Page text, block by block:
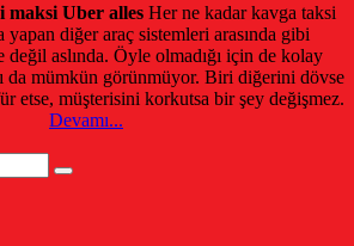
maksi Uber alles Her ne kadar kavga taksi
yapan diğer araç sistemleri arasında gibi
değil aslında. Öyle olmadığı için de kolay
da mümkün görünmüyor. Biri diğerini dövse
etse, müşterisini korkutsa bir şey değişmez.
Devamı...